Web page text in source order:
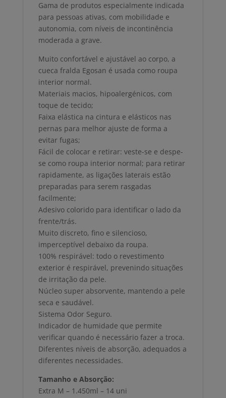
Gama de produtos especialmente indicada
para pessoas ativas, com mobilidade e
autonomia, com níveis de incontinência
moderada a grave.
Muito confortável e ajustável ao corpo, a
cueca fralda Egosan é usada como roupa
interior normal.
Materiais macios, hipoalergénicos, com
toque de tecido;
Faixa elástica na cintura e elásticos nas
pernas para melhor ajuste de forma a
evitar fugas;
Fácil de colocar e retirar: veste-se e despe-
se como roupa interior normal; para retirar
rapidamente, as ligações laterais estão
preparadas para serem rasgadas
facilmente;
Adesivo colorido para identificar o lado da
frente/trás.
Muito discreto, fino e silencioso,
imperceptível debaixo da roupa.
100% respirável: todo o revestimento
exterior é respirável, prevenindo situações
de irritação da pele.
Núcleo super absorvente, mantendo a pele
seca e saudável.
Sistema Odor Seguro.
Indicador de humidade que permite
verificar quando é necessário fazer a troca.
Diferentes níveis de absorção, adequados a
diferentes necessidades.
Tamanho e Absorção:
Extra M – 1.450ml – 14 uni